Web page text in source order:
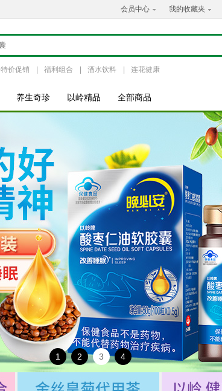
会员中心 我的收藏夹
特价促销 福利组合 酒水饮料 连花健康
养生奇珍 以岭精品 全部商品
1 2 3 4